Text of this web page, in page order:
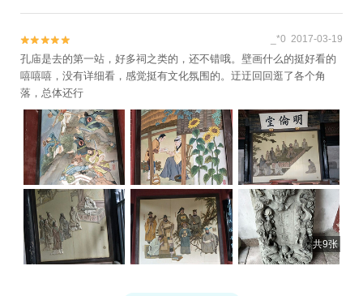
【宁波】话剧《杏仁豆腐心》+梅山湾沙滩公园
+宁波那须温泉+东钱湖游船+宁波红星冰雪世界
+宁波方特东方欲晓+宁波万象城摩天轮+象山精
灵谷+象山龙溪峡谷漂流+四明山杖锡风景区+东
山桃园•熊小米乐园+杭州湾之眼+宁波欢乐滨海
乐园+溪口杜鹃谷森林公园+宁波蓬莱岛+艇好玩
帆船营地(象山店)+石浦老街+梅山湾沙滩欢乐世
界+东钱湖下水湿地公园+天苑+梅山湾飞翔乐园
+象山龙角岩森林公园+石浦休闲捕鱼海钓+梅山
湾鹿遇森林乐园+象山游船出海基地+浙江(四明
山)抗日根据地旧址群+慈城古建筑群1日游

 _*0 2017-03-19
孔庙是去的第一站，好多祠之类的，还不错哦。壁画什么的挺好看的
嘻嘻嘻，没有详细看，感觉挺有文化氛围的。迂迂回回逛了各个角
落，总体还行
共9张